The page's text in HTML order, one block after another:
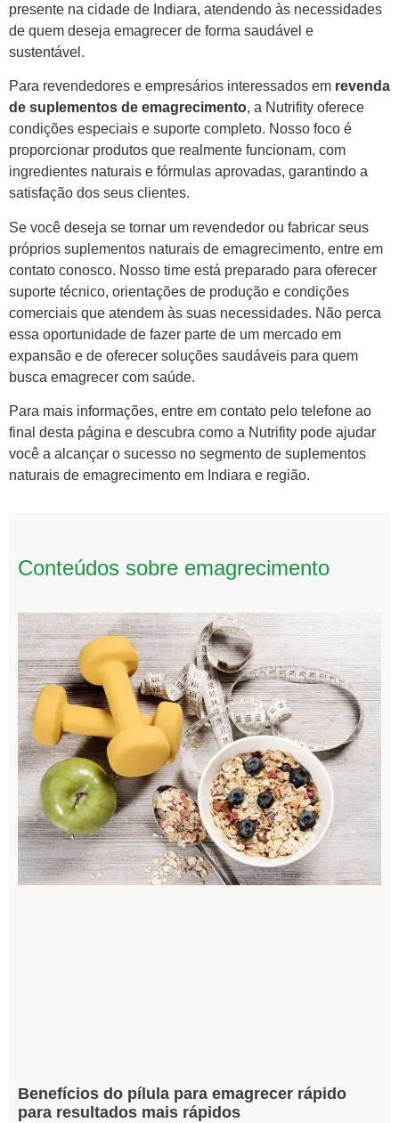
presente na cidade de Indiara, atendendo às necessidades
de quem deseja emagrecer de forma saudável e
sustentável.
Para revendedores e empresários interessados em revenda
de suplementos de emagrecimento, a Nutrifity oferece
condições especiais e suporte completo. Nosso foco é
proporcionar produtos que realmente funcionam, com
ingredientes naturais e fórmulas aprovadas, garantindo a
satisfação dos seus clientes.
Se você deseja se tornar um revendedor ou fabricar seus
próprios suplementos naturais de emagrecimento, entre em
contato conosco. Nosso time está preparado para oferecer
suporte técnico, orientações de produção e condições
comerciais que atendem às suas necessidades. Não perca
essa oportunidade de fazer parte de um mercado em
expansão e de oferecer soluções saudáveis para quem
busca emagrecer com saúde.
Para mais informações, entre em contato pelo telefone ao
final desta página e descubra como a Nutrifity pode ajudar
você a alcançar o sucesso no segmento de suplementos
naturais de emagrecimento em Indiara e região.
Conteúdos sobre emagrecimento
Benefícios do pílula para emagrecer rápido
para resultados mais rápidos